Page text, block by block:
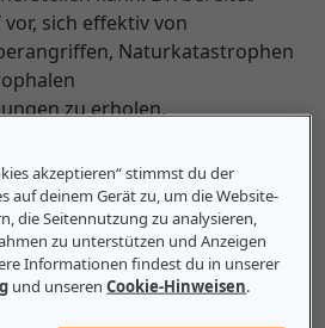
sich effektiv von
Naturkatastrophen
zu erholen.
und mittlere
über DR (Disaster
akzeptieren“ stimmst du der
auf deinem Gerät zu, um die Website-
die Seitennutzung zu analysieren,
zu unterstützen und Anzeigen
Informationen findest du in unserer
und unserenCookie-Hinweisen.